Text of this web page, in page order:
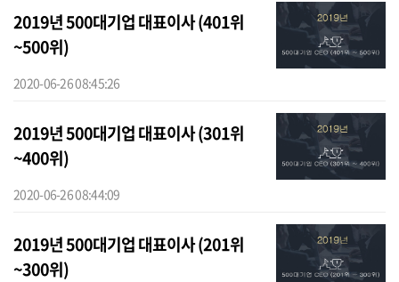
2019년 500대기업 대표이사 (401위
~500위)
2020-06-26 08:45:26
2019년 500대기업 대표이사 (301위
~400위)
2020-06-26 08:44:09
2019년 500대기업 대표이사 (201위
~300위)